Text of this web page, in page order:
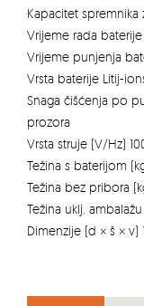
Kapacitet spremnika
Vrijeme rada baterije
Vrijeme punjenja
Vrsta baterije Litij-
Snaga čišćenja po
prozora
Vrsta struje (V/Hz)
Težina s baterijom
Težina bez pribora
Težina uklj. ambalažu
Dimenzije (d × š × v)